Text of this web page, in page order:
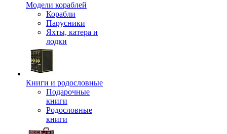
Модели кораблей
Корабли
Парусники
Яхты, катера и
лодки
Книги и родословные
Подарочные
книги
Родословные
книги